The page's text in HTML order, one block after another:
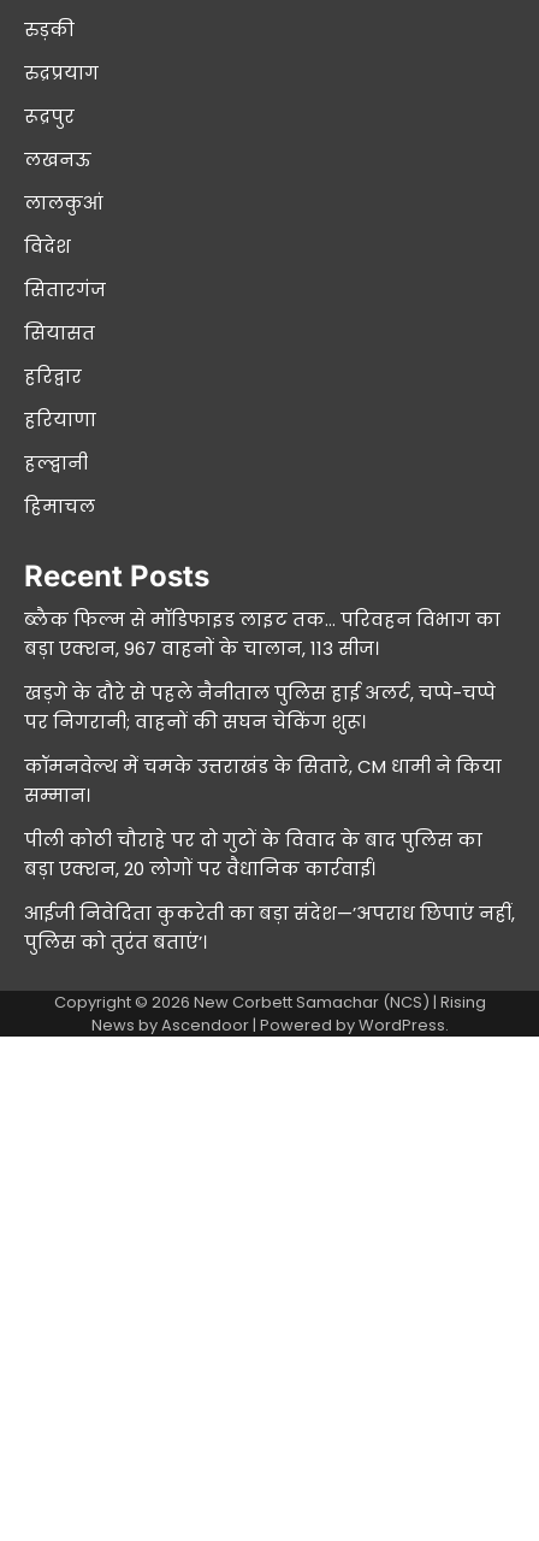
रुड़की
रुद्रप्रयाग
रूद्रपुर
लखनऊ
लालकुआं
विदेश
सितारगंज
सियासत
हरिद्वार
हरियाणा
हल्द्वानी
हिमाचल
Recent Posts
ब्लैक फिल्म से मॉडिफाइड लाइट तक… परिवहन विभाग का
बड़ा एक्शन, 967 वाहनों के चालान, 113 सीज।
खड़गे के दौरे से पहले नैनीताल पुलिस हाई अलर्ट, चप्पे-चप्पे
पर निगरानी; वाहनों की सघन चेकिंग शुरू।
कॉमनवेल्थ में चमके उत्तराखंड के सितारे, CM धामी ने किया
सम्मान।
पीली कोठी चौराहे पर दो गुटों के विवाद के बाद पुलिस का
बड़ा एक्शन, 20 लोगों पर वैधानिक कार्रवाई।
आईजी निवेदिता कुकरेती का बड़ा संदेश—’अपराध छिपाएं नहीं,
पुलिस को तुरंत बताएं’।
Copyright © 2026 New Corbett Samachar (NCS) | Rising
News byAscendoor| Powered byWordPress.